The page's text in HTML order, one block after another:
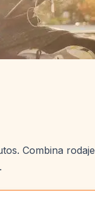
Combina